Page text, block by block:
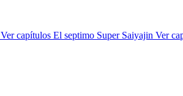
Ver capítulos El septimo Super Saiyajin Ver